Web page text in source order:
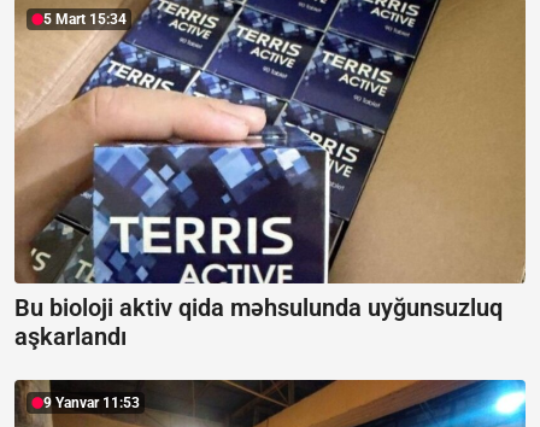
5 Mart 15:34
Bu bioloji aktiv qida məhsulunda uyğunsuzluq
aşkarlandı
9 Yanvar 11:53